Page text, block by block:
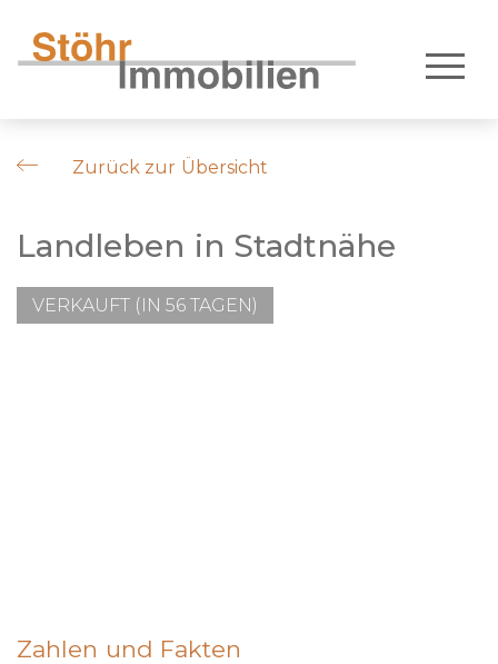
Zurück zur Übersicht
Landleben in Stadtnähe
VERKAUFT (IN 56 TAGEN)
Zahlen und Fakten